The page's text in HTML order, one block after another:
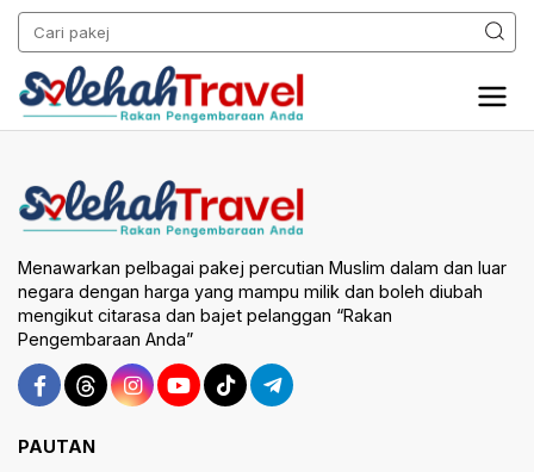
Menawarkan pelbagai pakej percutian Muslim dalam dan luar
negara dengan harga yang mampu milik dan boleh diubah
mengikut citarasa dan bajet pelanggan “Rakan
Pengembaraan Anda”
PAUTAN